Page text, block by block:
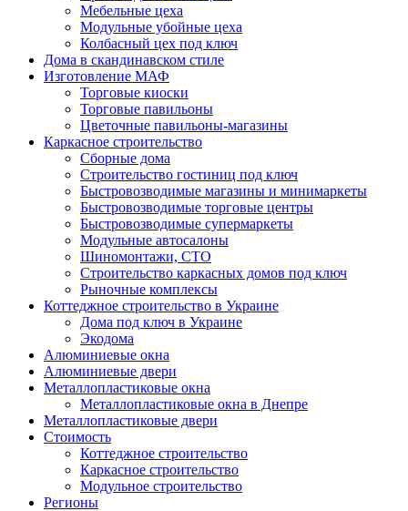
Мебельные цеха
Модульные убойные цеха
Колбасный цех под ключ
Дома в скандинавском стиле
Изготовление МАФ
Торговые киоски
Торговые павильоны
Цветочные павильоны-магазины
Каркасное строительство
Сборные дома
Строительство гостиниц под ключ
Быстровозводимые магазины и минимаркеты
Быстровозводимые торговые центры
Быстровозводимые супермаркеты
Модульные автосалоны
Шиномонтажи, СТО
Строительство каркасных домов под ключ
Рыночные комплексы
Коттеджное строительство в Украине
Дома под ключ в Украине
Экодома
Алюминиевые окна
Алюминиевые двери
Металлопластиковые окна
Металлопластиковые окна в Днепре
Металлопластиковые двери
Стоимость
Коттеджное строительство
Каркасное строительство
Модульное строительство
Регионы